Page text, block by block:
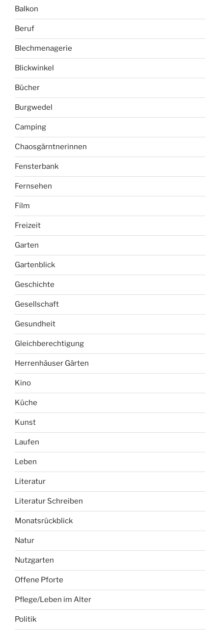
Balkon
Beruf
Blechmenagerie
Blickwinkel
Bücher
Burgwedel
Camping
Chaosgärntnerinnen
Fensterbank
Fernsehen
Film
Freizeit
Garten
Gartenblick
Geschichte
Gesellschaft
Gesundheit
Gleichberechtigung
Herrenhäuser Gärten
Kino
Küche
Kunst
Laufen
Leben
Literatur
Literatur Schreiben
Monatsrückblick
Natur
Nutzgarten
Offene Pforte
Pflege/Leben im Alter
Politik